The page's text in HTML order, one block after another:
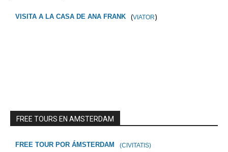
VISITA A LA CASA DE ANA FRANK (VIATOR)
FREE TOURS EN AMSTERDAM
FREE TOUR POR ÁMSTERDAM (CIVITATIS)